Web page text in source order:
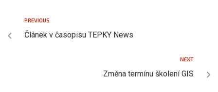
PREVIOUS
Článek v časopisu TEPKY News
NEXT
Změna termínu školení GIS